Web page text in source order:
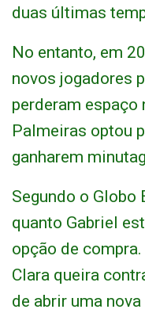
duas últimas
No entanto, em
novos jogadores
perderam
Palmeiras optou
ganharem
Segundo o Globo
quanto Gabriel
opção de
Clara queira
de abrir uma